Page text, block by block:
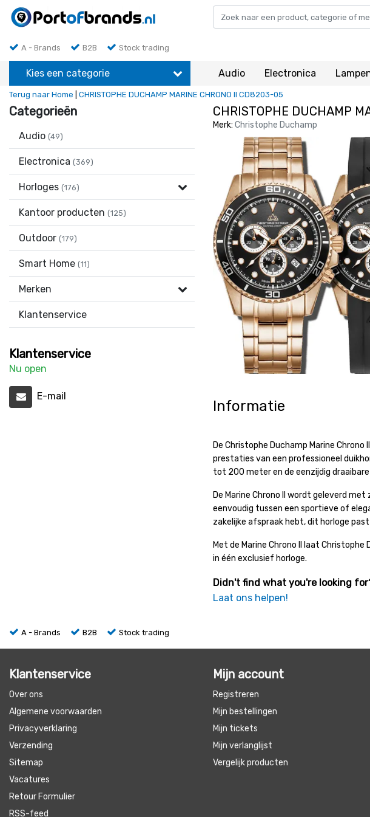
A - Brands B2B Stock trading
Kies een categorie Audio Electronica
Terug naar Home CHRISTOPHE DUCHAMP MARINE CHRONO II CD8203-05
Categorieën
Audio (49)
Electronica (369)
Horloges (176)
Kantoor producten (125)
Outdoor (179)
Smart Home (11)
Merken
Klantenservice
Klantenservice
Nu open
E-mail
CHRISTOPHE DUCHAMP
Merk: Christophe Duchamp
Informatie
De Christophe Duchamp Marine
prestaties van een professioneel
tot 200 meter en de eenzijdig
De Marine Chrono II wordt geleverd
eenvoudig tussen een sportieve of
zakelijke afspraak hebt, dit horloge
Met de Marine Chrono II laat
in één exclusief horloge.
Didn't find what you're looking
Laat ons helpen!
A - Brands B2B Stock trading
Klantenservice
Over ons
Algemene voorwaarden
Privacyverklaring
Verzending
Sitemap
Vacatures
Retour Formulier
RSS-feed
Mijn account
Registreren
Mijn bestellingen
Mijn tickets
Mijn verlanglijst
Vergelijk producten